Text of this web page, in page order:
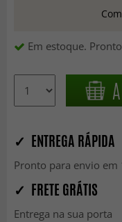
Em estoque.
✓ ENTREGA RÁPIDA
Pronto para envio em
✓ FRETE GRÁTIS
Entrega na sua porta